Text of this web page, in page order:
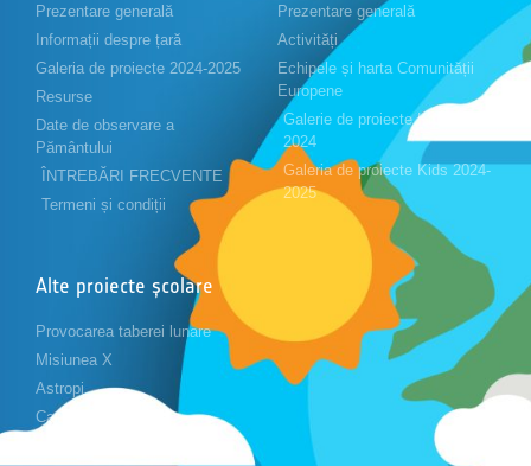
Prezentare generală
Informații despre țară
Galeria de proiecte 2024-2025
Resurse
Date de observare a
Pământului
ÎNTREBĂRI FRECVENTE
Termeni și condiții
Prezentare generală
Activități
Echipele și harta Comunității
Europene
Galerie de proiecte Kids 2023-
2024
Galeria de proiecte Kids 2024-
2025
Alte proiecte școlare
Provocarea taberei lunare
Misiunea X
Astropi
Cansat